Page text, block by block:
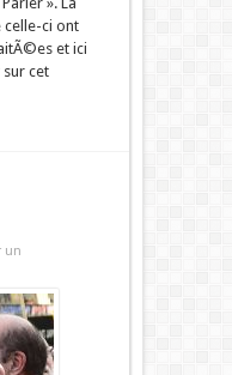
celle-ci ont
et ici
sur cet
un